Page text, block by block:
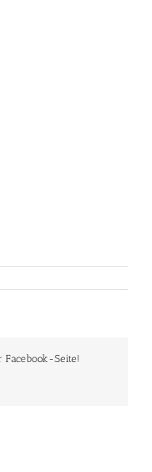
Facebook-Seite!